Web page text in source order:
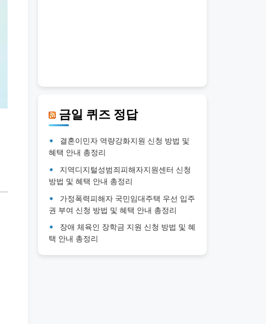
금일 퀴즈 정답
결혼이민자 역량강화지원 신청 방법 및
혜택 안내 총정리
지역디지털성범죄피해자지원센터 신청
방법 및 혜택 안내 총정리
가정폭력피해자 국민임대주택 우선 입주
권 부여 신청 방법 및 혜택 안내 총정리
장애 체육인 장학금 지원 신청 방법 및 혜
택 안내 총정리